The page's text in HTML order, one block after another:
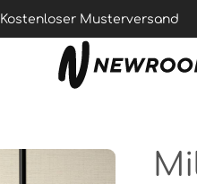
Kostenloser Musterversand